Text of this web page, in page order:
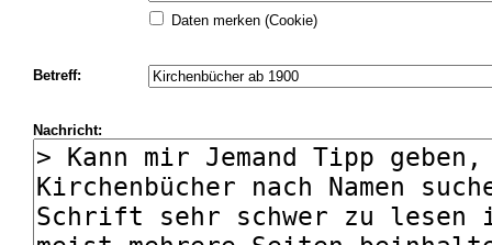
Daten merken (Cookie)
Betreff:
Nachricht: